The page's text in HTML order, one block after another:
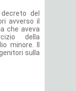
decreto del
avverso il
che aveva
della
minore. Il
sulla